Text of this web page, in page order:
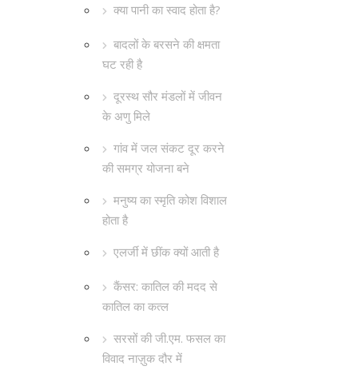
क्या पानी का स्वाद होता है?
बादलों के बरसने की क्षमता
घट रही है
दूरस्थ सौर मंडलों में जीवन
के अणु मिले
गांव में जल संकट दूर करने
की समग्र योजना बने
मनुष्य का स्मृति कोश विशाल
होता है
एलर्जी में छींक क्यों आती है
कैंसर: कातिल की मदद से
कातिल का कत्ल
सरसों की जी.एम. फसल का
विवाद नाज़ुक दौर में